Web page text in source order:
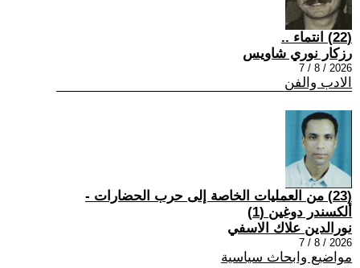
(22) انتماء ..
رزكار نوري شاويس
2026 / 8 / 7
الادب والفن
(23) من العمليات الخاصة إلى حرب الحضارات -
ألكسندر دوغين (1)
نورالدين علاك الاسفي
2026 / 8 / 7
مواضيع وابحاث سياسية